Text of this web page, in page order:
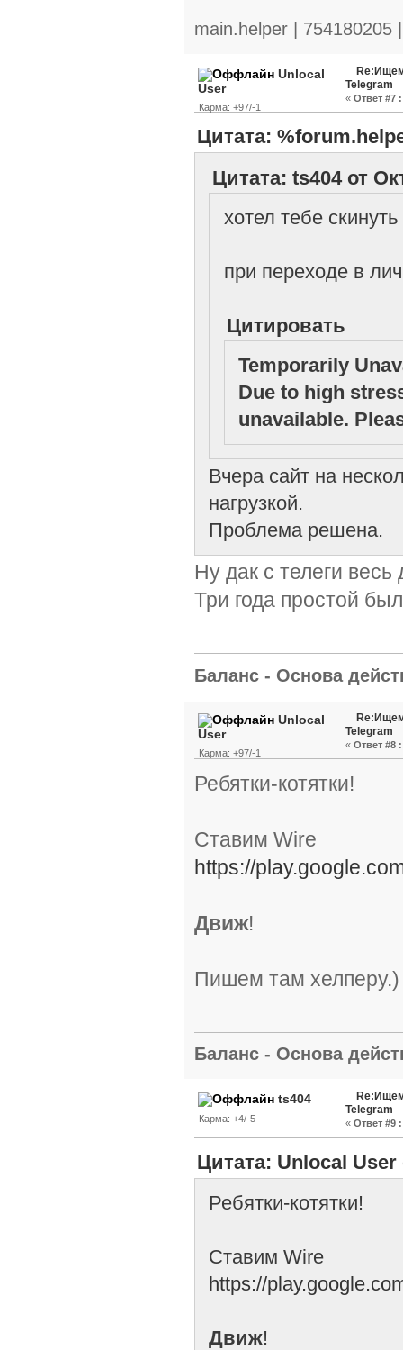
main.helper |
Unlocal
User
Карма: +97/-1
Telegram
« Ответ #7 :
Цитата:
Цитата: ts404 от
хотел тебе
при переходе в
Цитировать
Temporarily
Due to high
unavailable.
Вчера сайт на
нагрузкой.
Проблема решена.
Ну дак с телеги
Три года простой
Баланс - Основа
Unlocal
User
Карма: +97/-1
Telegram
« Ответ #8 :
Ребятки-котятки!
Ставим Wire
https://
Движ!
Пишем там хелперу.)
Баланс - Основа
ts404
Карма: +4/-5
Telegram
« Ответ #9 :
Цитата: Unlocal User
Ребятки-котятки!
Ставим Wire
https://
Движ!